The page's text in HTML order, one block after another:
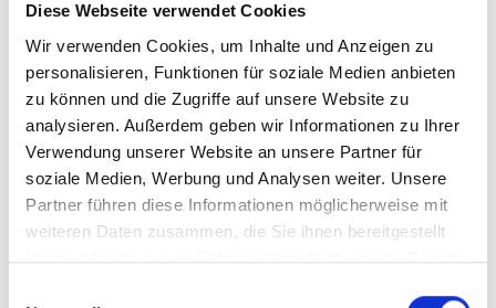
Diese Webseite verwendet Cookies
Wir verwenden Cookies, um Inhalte und Anzeigen zu
personalisieren, Funktionen für soziale Medien anbieten
zu können und die Zugriffe auf unsere Website zu
analysieren. Außerdem geben wir Informationen zu Ihrer
Verwendung unserer Website an unsere Partner für
soziale Medien, Werbung und Analysen weiter. Unsere
Partner führen diese Informationen möglicherweise mit
weiteren Daten zusammen, die Sie ihnen bereitgestellt
haben oder die sie im Rahmen Ihrer Nutzung der Dienste
deiner individuellen Vorlage zeigt,
anstatt eine Einheitslösung zu bieten.
Der Prozess des wissenschaftlichen
Schreibens kann ohne das richtige
Wissen eine große Herausforderung
darstellen. Jedoch, ausgestattet mit
denTechniken und Strategiendieses
Kurses, wird die Formatierung deiner